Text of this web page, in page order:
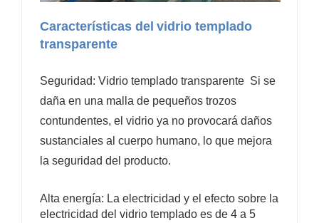
Características del vidrio templado
transparente
Seguridad: Vidrio templado transparente Si se
daña en una malla de pequeños trozos
contundentes, el vidrio ya no provocará daños
sustanciales al cuerpo humano, lo que mejora
la seguridad del producto.
Alta energía: La electricidad y el efecto sobre la
electricidad del vidrio templado es de 4 a 5